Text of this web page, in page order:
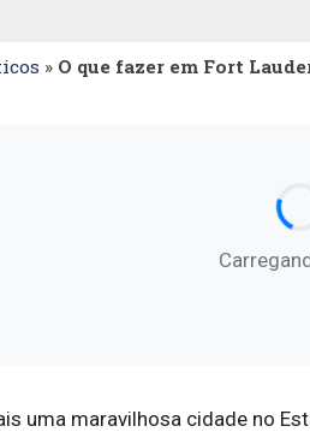
» O que fazer em Fort
uma maravilhosa cidade no